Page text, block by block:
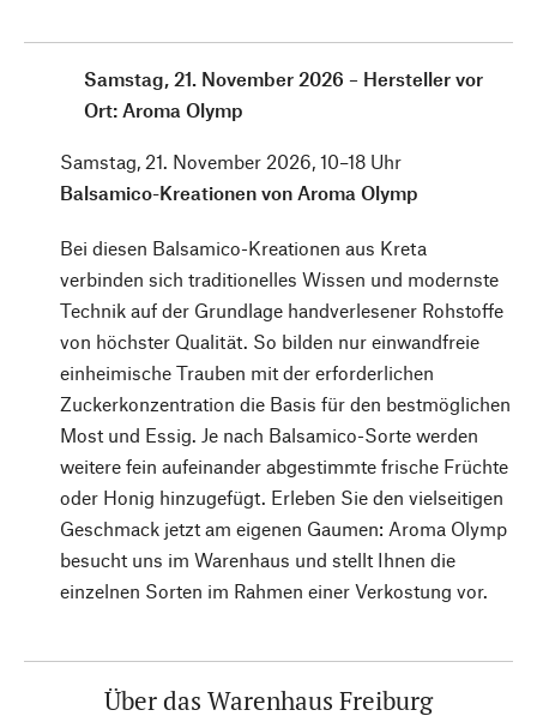
Samstag, 21. November 2026 – Hersteller vor
Ort: Aroma Olymp
Samstag, 21. November 2026, 10–18 Uhr
Balsamico-Kreationen von Aroma Olymp
Bei diesen Balsamico-Kreationen aus Kreta
verbinden sich traditionelles Wissen und modernste
Technik auf der Grundlage handverlesener Rohstoffe
von höchster Qualität. So bilden nur einwandfreie
einheimische Trauben mit der erforderlichen
Zuckerkonzentration die Basis für den bestmöglichen
Most und Essig. Je nach Balsamico-Sorte werden
weitere fein aufeinander abgestimmte frische Früchte
oder Honig hinzugefügt. Erleben Sie den vielseitigen
Geschmack jetzt am eigenen Gaumen: Aroma Olymp
besucht uns im Warenhaus und stellt Ihnen die
einzelnen Sorten im Rahmen einer Verkostung vor.
Über das Warenhaus Freiburg